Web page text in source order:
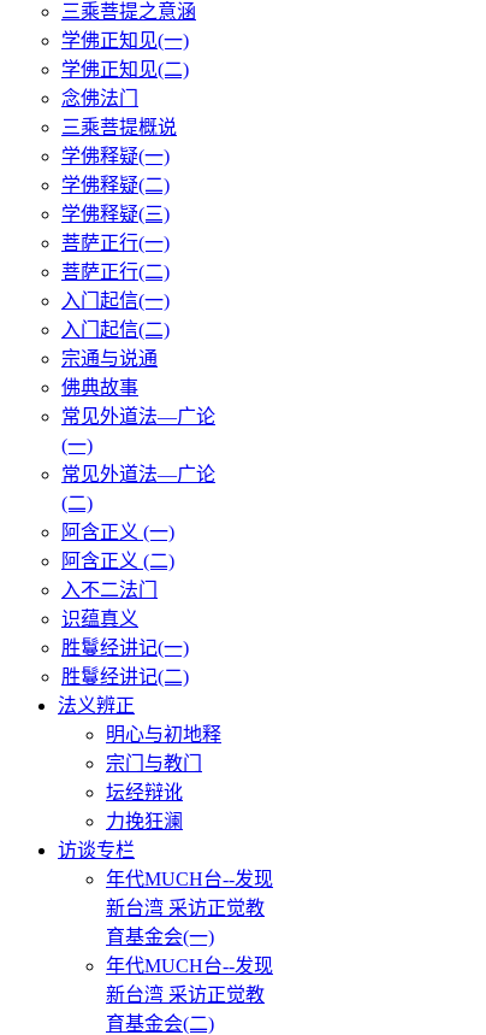
三乘菩提之意涵
学佛正知见(一)
学佛正知见(二)
念佛法门
三乘菩提概说
学佛释疑(一)
学佛释疑(二)
学佛释疑(三)
菩萨正行(一)
菩萨正行(二)
入门起信(一)
入门起信(二)
宗通与说通
佛典故事
常见外道法—广论
(一)
常见外道法—广论
(二)
阿含正义 (一)
阿含正义 (二)
入不二法门
识蕴真义
胜鬘经讲记(一)
胜鬘经讲记(二)
法义辨正
明心与初地释
宗门与教门
坛经辩讹
力挽狂澜
访谈专栏
年代MUCH台--发现
新台湾 采访正觉教
育基金会(一)
年代MUCH台--发现
新台湾 采访正觉教
育基金会(二)